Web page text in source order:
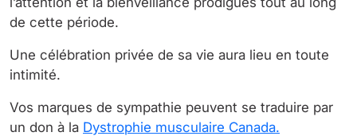
de cette période.
Une célébration privée de sa vie aura lieu en toute
intimité.
Vos marques de sympathie peuvent se traduire par
un don à la Dystrophie musculaire Canada.